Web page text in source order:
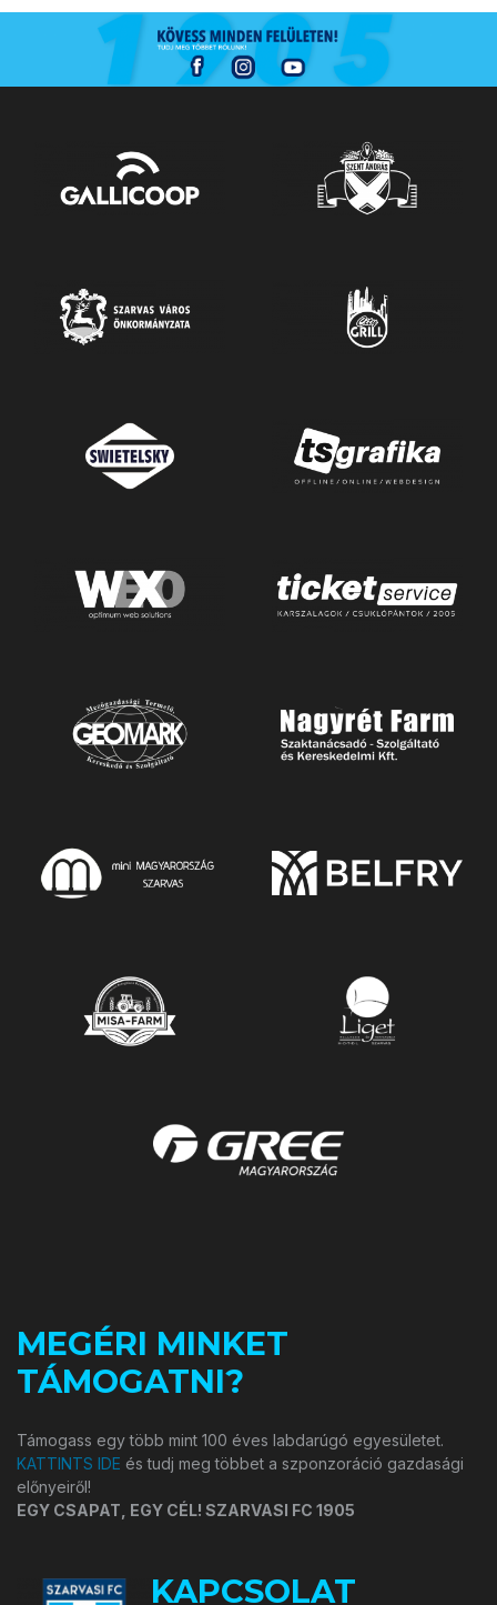
MEGÉRI MINKET
TÁMOGATNI?
Támogass egy több mint 100 éves labdarúgó egyesületet.
KATTINTS IDE és tudj meg többet a szponzoráció gazdasági
előnyeiről!
EGY CSAPAT, EGY CÉL! SZARVASI FC 1905
KAPCSOLAT